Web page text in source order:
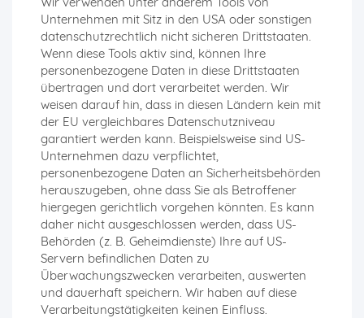
Unternehmen mit Sitz in den USA oder sonstigen
datenschutzrechtlich nicht sicheren Drittstaaten.
Wenn diese Tools aktiv sind, können Ihre
personenbezogene Daten in diese Drittstaaten
übertragen und dort verarbeitet werden. Wir
weisen darauf hin, dass in diesen Ländern kein mit
der EU vergleichbares Datenschutzniveau
garantiert werden kann. Beispielsweise sind US-
Unternehmen dazu verpflichtet,
personenbezogene Daten an Sicherheitsbehörden
herauszugeben, ohne dass Sie als Betroffener
hiergegen gerichtlich vorgehen könnten. Es kann
daher nicht ausgeschlossen werden, dass US-
Behörden (z. B. Geheimdienste) Ihre auf US-
Servern befindlichen Daten zu
Überwachungszwecken verarbeiten, auswerten
und dauerhaft speichern. Wir haben auf diese
Verarbeitungstätigkeiten keinen Einfluss.